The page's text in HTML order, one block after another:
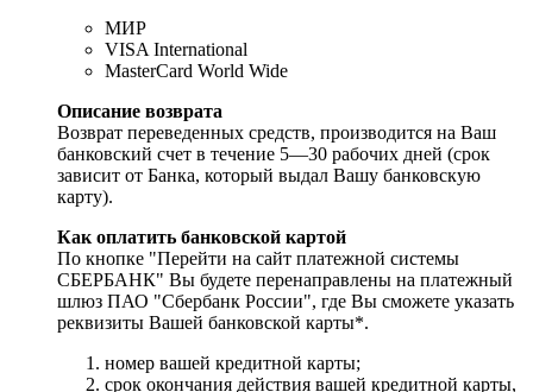
МИР
VISA International
MasterCard World Wide
Описание возврата
Возврат переведенных средств, производится на Ваш
банковский счет в течение 5—30 рабочих дней (срок
зависит от Банка, который выдал Вашу банковскую
карту).
Как оплатить банковской картой
По кнопке "Перейти на сайт платежной системы
СБЕРБАНК" Вы будете перенаправлены на платежный
шлюз ПАО "Сбербанк России", где Вы сможете указать
реквизиты Вашей банковской карты*.
номер вашей кредитной карты;
cрок окончания действия вашей кредитной карты,